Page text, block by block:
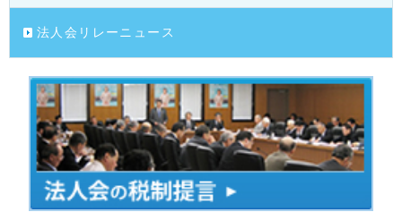
法人会リレーニュース